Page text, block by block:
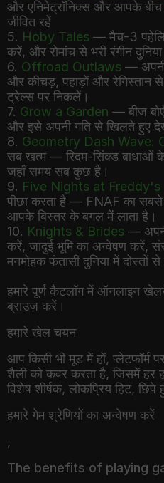
और एनिमेट्रॉनिक्स और आपके बीच
जीवित रहें
5. Hoby Tales — मैच-3
करें, और रोमांच से भरी रंगीन
6. Offroad Outlaws —
और कीचड़, पहाड़ों और रेगिस्तान
ट्रेल्स पर निकलें।
7. Grow a Garden — बीज
और इसे अपनी गति से खिलते हुए
8. Geometry Dash Wave:
सब खत्म — रिदम-सिंक्ड बाधाओं
जहाँ समय सब कुछ है।
9. Five Nights at Freddy's
पीछा करता है — FNAF का
आपके बिस्तर के बगल में लाता है।
10. Knights & Brides —
करें, जादुई भूमि का अन्वेषण करें,
मनमोहक फंतासी दुनिया में दोस्तों
हमारे पूर्ण कैटलॉग में ऑनलाइन
हमारे खेल चयन
आप किसी भी मूड में हों, प्लेटफॉर्म
शैली को कवर करता है, जिसमें
विशेष शीर्षक, लोकप्रिय हिट,
हमारे गेम श्रेणियों का अन्वेषण करें
,
The benefits of playing